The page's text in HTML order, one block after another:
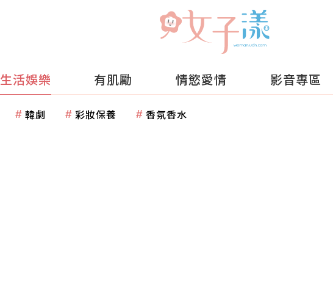
生活娛樂 有肌勵 情慾愛情 影音專區
韓劇 彩妝保養 香氛香水